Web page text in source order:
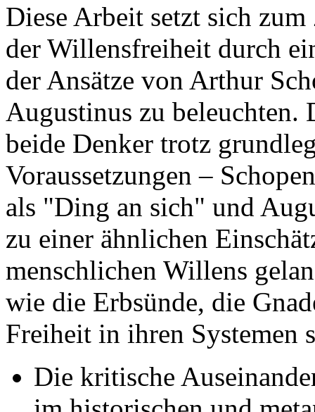
Diese Arbeit setzt sich
der Willensfreiheit durch
der Ansätze von Arthur
Augustinus zu beleuchten.
beide Denker trotz
Voraussetzungen –
als "Ding an sich" und
zu einer ähnlichen
menschlichen Willens
wie die Erbsünde, die
Freiheit in ihren Systemen
Die kritische